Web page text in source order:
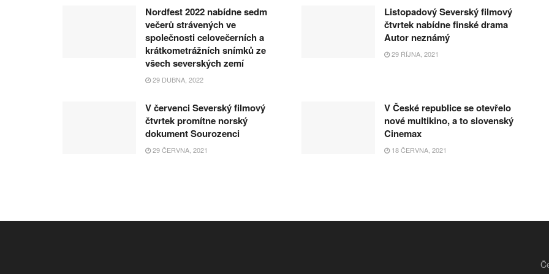
Nordfest 2022 nabídne sedm
večerů strávených ve
společnosti celovečerních a
krátkometrážních snímků ze
všech severských zemí
29 DUBNA, 2022
Listopadový Severský filmový
čtvrtek nabídne finské drama
Autor neznámý
29 ŘÍJNA, 2021
V červenci Severský filmový
čtvrtek promítne norský
dokument Sourozenci
29 ČERVNA, 2021
V České republice se otevřelo
nové multikino, a to slovenský
Cinemax
18 ČERVNA, 2021